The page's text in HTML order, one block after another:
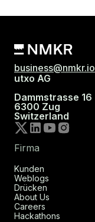
business@nmkr.io
utxo AG
Dammstrasse 16
6300 Zug
Switzerland
Firma
Kunden
Weblogs
Drücken
About Us
Careers
Hackathons